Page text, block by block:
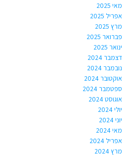
מאי 2025
אפריל 2025
מרץ 2025
פברואר 2025
ינואר 2025
דצמבר 2024
נובמבר 2024
אוקטובר 2024
ספטמבר 2024
אוגוסט 2024
יולי 2024
יוני 2024
מאי 2024
אפריל 2024
מרץ 2024